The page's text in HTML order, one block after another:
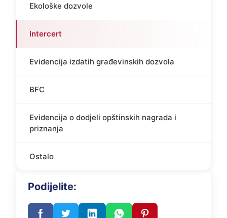
Ekološke dozvole
Intercert
Evidencija izdatih građevinskih dozvola
BFC
Evidencija o dodjeli opštinskih nagrada i
priznanja
Ostalo
Podijelite: